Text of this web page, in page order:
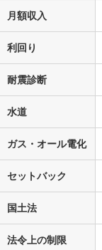
月額収入
利回り
耐震診断
水道
ガス・オール電化
セットバック
国土法
法令上の制限